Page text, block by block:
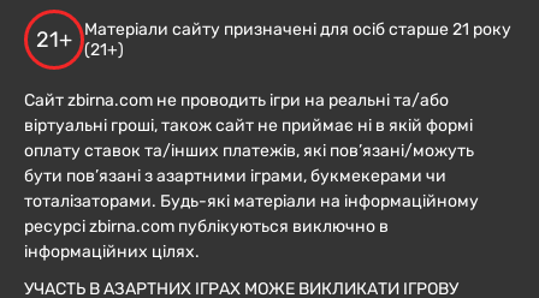
21+
Матеріали сайту призначені для осіб старше 21 року
(21+)
Сайт zbirna.com не проводить ігри на реальні та/або
віртуальні гроші, також сайт не приймає ні в якій формі
оплату ставок та/інших платежів, які пов’язані/можуть
бути пов’язані з азартними іграми, букмекерами чи
тоталізаторами. Будь-які матеріали на інформаційному
ресурсі zbirna.com публікуються виключно в
інформаційних цілях.
УЧАСТЬ В АЗАРТНИХ ІГРАХ МОЖЕ ВИКЛИКАТИ ІГРОВУ